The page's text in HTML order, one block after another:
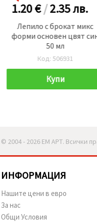
1.20 €/2.35лв.
Лепило с брокат микс
форми основен цвят
50 мл
Код: 506931
Купи
© 2004 - 2026 ЕМ АРТ. Всички
ИНФОРМАЦИЯ
Нашите цени в евро
За нас
Общи Условия